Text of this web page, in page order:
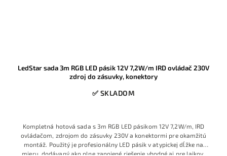
LedStar sada 3m RGB LED pásik 12V 7,2W/m IRD ovládač 230V
zdroj do zásuvky, konektory
✅ SKLADOM
Kompletná hotová sada s 3m RGB LED pásikom 12V 7,2W/m, IRD
ovládačom, zdrojom do zásuvky 230V a konektormi pre okamžitú
montáž. Použitý je profesionálny LED pásik v atypickej dĺžke na
mieru, dodávaný ako plne zapojené riešenie vhodné aj pre laikov,